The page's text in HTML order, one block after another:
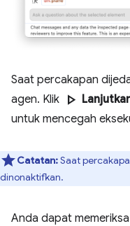
Saat percakapan
agen. Klik play_arrow
untuk mencegah
Catatan:Saat
dinonaktifkan.
Anda dapat